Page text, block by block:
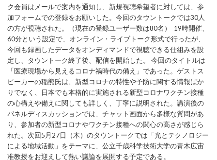
ク会員はメールで案内を通知し、新規視聴希望者に対しては、参
加フォームでの登録をお願いした。今回のタウントークでは30人
の方が視聴された。（現在の登録ユーザー数は80名） 19時開催、
60分という設定で、オンライン・ライブトーク形式で行ったが、
今回も録画したデータをオンディマンドで視聴できる仕組みを設
定し、タウントーク終了後、配信を開始した。 今回のタイトルは
「医療現場から見えるコロナ禍時代の備え」であった。ゲストス
ピーカーの稲熊氏は、新型コロナの特性や予防に関する情報ばか
りでなく、日本でも本格的に実施される新型コロナワクチン接種
の心構えや備えに関しても詳しく、丁寧に説明された。講演後の
パネルディスカッションでは、チャット画面から多様な質問があ
り、参加者の新型コロナやワクチン接種への関心の高さが感じら
れた。次回5月27日（木）のタウントークでは「光とテクノロジー
による地域活動」をテーマに、公立千歳科学技術大学の青木広宙
准教授をお迎えして熱い議論を展開する予定である。